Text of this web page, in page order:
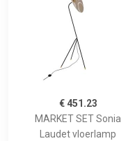
€ 451.23
MARKET SET Sonia
Laudet vloerlamp